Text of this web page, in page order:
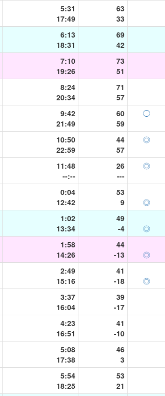
5:31
17:49
63
33
6:13
18:31
69
42
7:10
19:26
73
51
8:24
20:34
71
57
9:42
21:49
60
59
◯
10:50
22:59
44
57
◎
11:48
--:--
26
---
◎
0:04
12:42
53
9
◎
1:02
13:34
49
-4
◎
1:58
14:26
44
-13
◎
2:49
15:16
41
-18
◎
3:37
16:04
39
-17
4:23
16:51
41
-10
5:08
17:38
46
3
5:54
18:25
53
21